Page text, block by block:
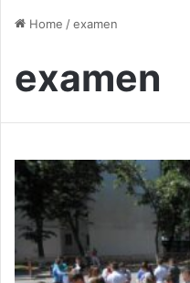
Home /examen
examen